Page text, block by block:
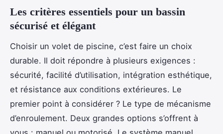
Les critères essentiels pour un bassin
sécurisé et élégant
Choisir un volet de piscine, c’est faire un choix
durable. Il doit répondre à plusieurs exigences :
sécurité, facilité d’utilisation, intégration esthétique,
et résistance aux conditions extérieures. Le
premier point à considérer ? Le type de mécanisme
d’enroulement. Deux grandes options s’offrent à